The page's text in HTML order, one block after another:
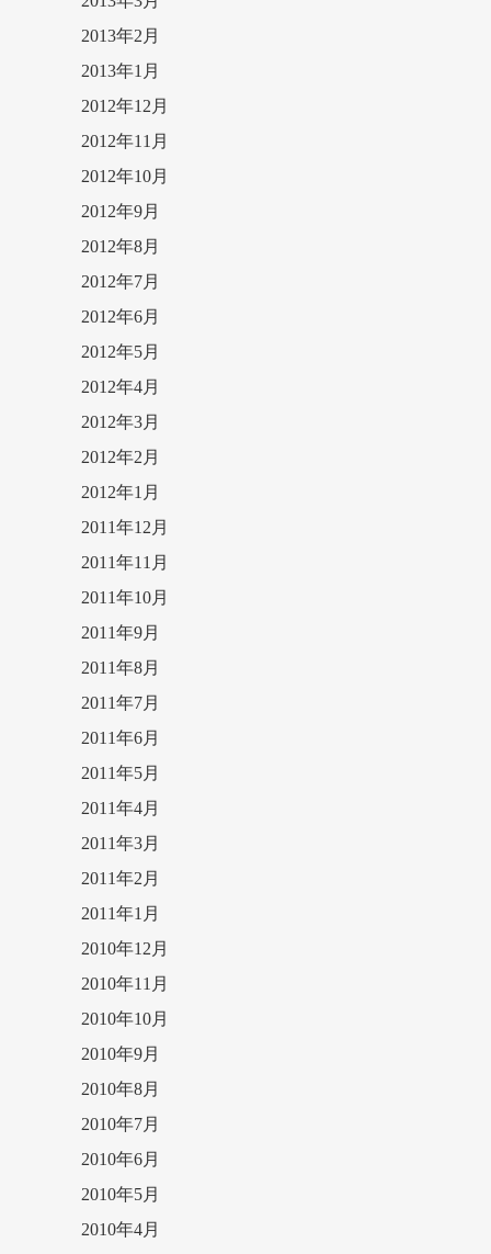
2013年2月
2013年1月
2012年12月
2012年11月
2012年10月
2012年9月
2012年8月
2012年7月
2012年6月
2012年5月
2012年4月
2012年3月
2012年2月
2012年1月
2011年12月
2011年11月
2011年10月
2011年9月
2011年8月
2011年7月
2011年6月
2011年5月
2011年4月
2011年3月
2011年2月
2011年1月
2010年12月
2010年11月
2010年10月
2010年9月
2010年8月
2010年7月
2010年6月
2010年5月
2010年4月